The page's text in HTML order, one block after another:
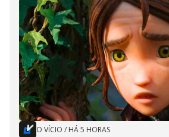
O VÍCIO / HÁ 5 HORAS